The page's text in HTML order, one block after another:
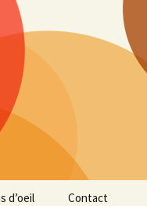
d’oeil Contact